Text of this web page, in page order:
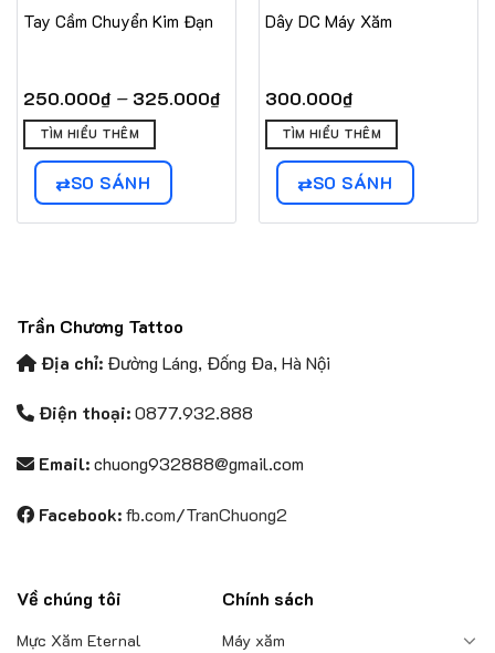
Tay Cầm Chuyển Kim Đạn
250.000₫ – 325.000₫Khoảng
250.000₫
325.000₫
TÌM HIỂU THÊM
này
nhiều
chọn
thể
chọn
trang
phẩm
SO SÁNH
Dây DC Máy Xăm
300.000₫
TÌM HIỂU THÊM
SO SÁNH
Trần Chương Tattoo
Địa chỉ: Đường Láng, Đống Đa, Hà Nội
Điện thoại:0877.932.888
Email:chuong932888@gmail.com
Facebook:fb.com/TranChuong2
Về chúng tôi
Mực Xăm Eternal
Chính sách
Máy xăm